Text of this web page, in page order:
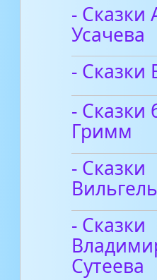
- Сказки
Усачева
- Сказки
- Сказки
Гримм
- Сказки
- Сказки
Сутеева